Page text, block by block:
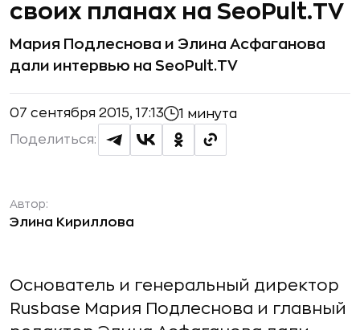
своих планах на SeoPult.TV
Мария Подлеснова и Элина Асфаганова
дали интервью на SeoPult.TV
07 сентября 2015, 17:13 1 минута
Поделиться:
Автор:
Элина Кириллова
Основатель и генеральный директор
Rusbase Мария Подлеснова и главный